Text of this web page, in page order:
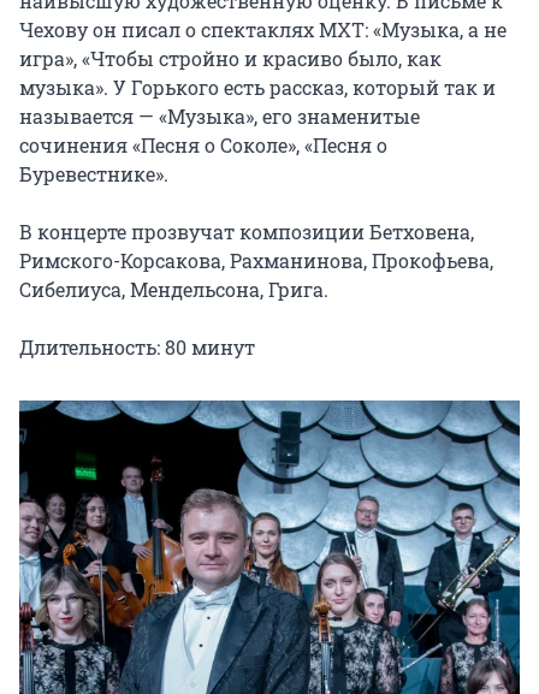
Чехову он писал о спектаклях МХТ: «Музыка, а не
игра», «Чтобы стройно и красиво было, как
музыка». У Горького есть рассказ, который так и
называется — «Музыка», его знаменитые
сочинения «Песня о Соколе», «Песня о
Буревестнике».
В концерте прозвучат композиции Бетховена,
Римского-Корсакова, Рахманинова, Прокофьева,
Сибелиуса, Мендельсона, Грига.
Длительность: 80 минут